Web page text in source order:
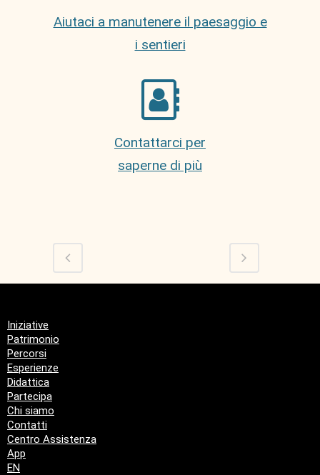
Aiutaci a manutenere il paesaggio e
i sentieri
Contattarci per
saperne di più
Iniziative
Patrimonio
Percorsi
Esperienze
Didattica
Partecipa
Chi siamo
Contatti
Centro Assistenza
App
EN